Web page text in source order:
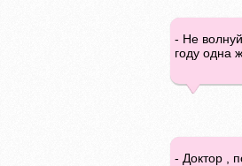
- Не
году одна
- Доктор ,